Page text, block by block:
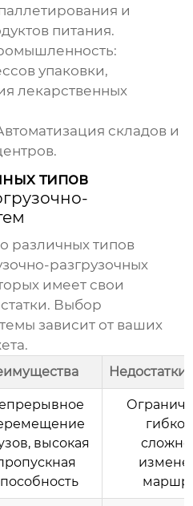
и
питания.
упаковки,
лекарственных
складов и
типов
различных типов
разгрузочных
имеет свои
Выбор
зависит от ваших
Недостатки
высокая